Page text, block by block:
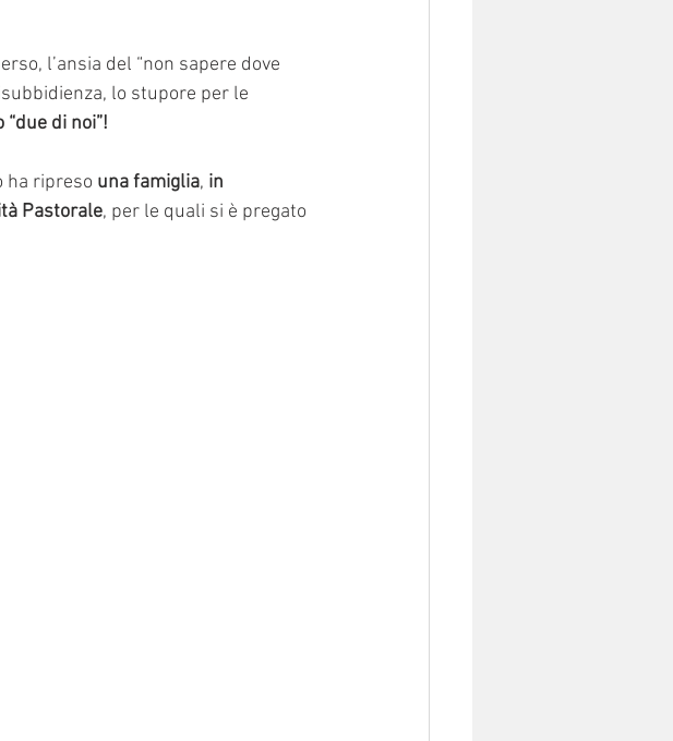
l’ansia del “non sapere dove
lo stupore per le
di noi”!
ha ripreso una famiglia, in
Pastorale, per le quali si è pregato